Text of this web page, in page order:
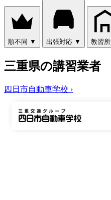
順不同 ▼ 出張対応 ▼ 教習所
三重県の講習業者
四日市自動車学校 ›